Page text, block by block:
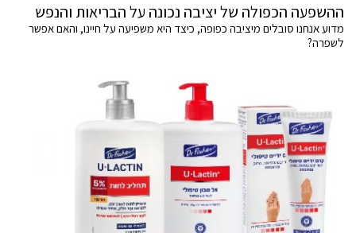
ההשפעה הכפולה של יציבה נכונה על הבריאות והנפש
מדוע אנחנו סובלים מיציבה כפופה, כיצד היא משפיעה על חיינו, והאם אפשר
לשפרה?